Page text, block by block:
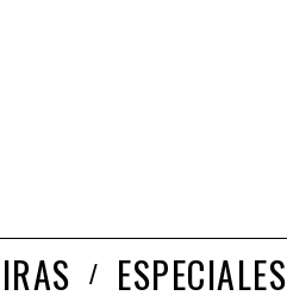
ESPECIALES